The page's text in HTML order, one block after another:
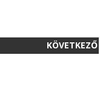
KÖVETKEZŐ